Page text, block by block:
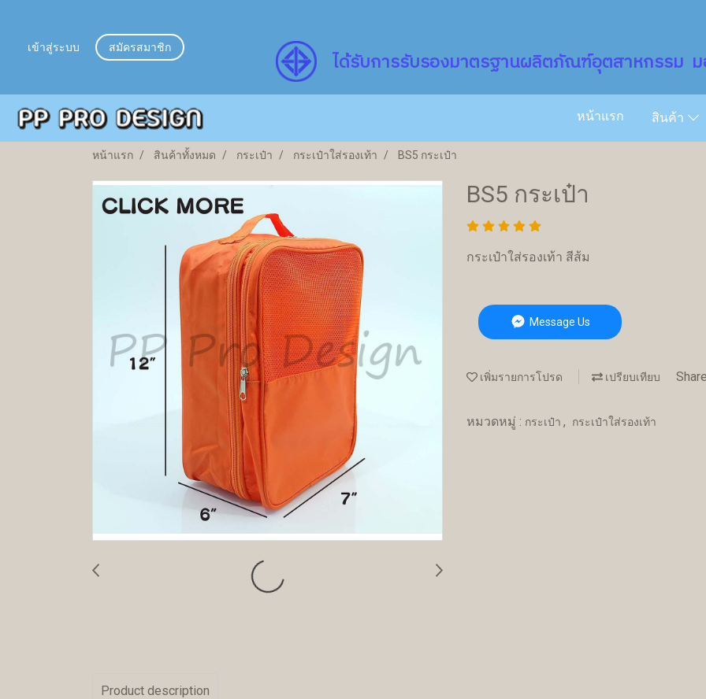
เข้าสู่ระบบ สมัครสมาชิก ได้รับการรับรองมาตรฐานผลิตภัณฑ์อุตสาหกรรม ม
หน้าแรก สินค้า
หน้าแรก สินค้าทั้งหมด กระเป๋า กระเป๋าใส่รองเท้า BS5 กระเป๋า
BS5 กระเป๋า
กระเป๋าใส่รองเท้า สีส้ม
Message Us
เพิ่มรายการโปรด เปรียบเทียบ
หมวดหมู่ : กระเป๋า , กระเป๋าใส่รองเท้า
Product description